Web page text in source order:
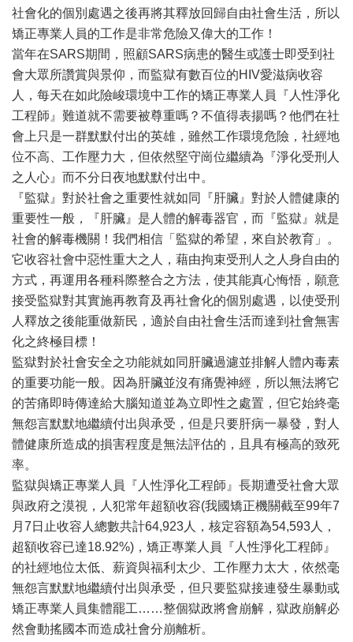
社會化的個別處遇之後再將其釋放回歸自由社會生活，所以
矯正專業人員的工作是非常危險又偉大的工作！
當年在SARS期間，照顧SARS病患的醫生或護士即受到社
會大眾所讚賞與景仰，而監獄有數百位的HIV愛滋病收容
人，每天在如此險峻環境中工作的矯正專業人員『人性淨化
工程師』難道就不需要被尊重嗎？不值得表揚嗎？他們在社
會上只是一群默默付出的英雄，雖然工作環境危險，社經地
位不高、工作壓力大，但依然堅守崗位繼續為『淨化受刑人
之人心』而不分日夜地默默付出中。
『監獄』對於社會之重要性就如同『肝臟』對於人體健康的
重要性一般，『肝臟』是人體的解毒器官，而『監獄』就是
社會的解毒機關！我們相信「監獄的希望，來自於教育」。
它收容社會中惡性重大之人，藉由拘束受刑人之人身自由的
方式，再運用各種科際整合之方法，使其能真心悔悟，願意
接受監獄對其實施再教育及再社會化的個別處遇，以使受刑
人釋放之後能重做新民，適於自由社會生活而達到社會無害
化之終極目標！
監獄對於社會安全之功能就如同肝臟過濾並排解人體內毒素
的重要功能一般。因為肝臟並沒有痛覺神經，所以無法將它
的苦痛即時傳達給大腦知道並為立即性之處置，但它始終毫
無怨言默默地繼續付出與承受，但是只要肝病一暴發，對人
體健康所造成的損害程度是無法評估的，且具有極高的致死
率。
監獄與矯正專業人員『人性淨化工程師』長期遭受社會大眾
與政府之漠視，人犯常年超額收容(我國矯正機關截至99年7
月7日止收容人總數共計64,923人，核定容額為54,593人，
超額收容已達18.92%)，矯正專業人員『人性淨化工程師』
的社經地位太低、薪資與福利太少、工作壓力太大，依然毫
無怨言默默地繼續付出與承受，但只要監獄接連發生暴動或
矯正專業人員集體罷工……整個獄政將會崩解，獄政崩解必
然會動搖國本而造成社會分崩離析。